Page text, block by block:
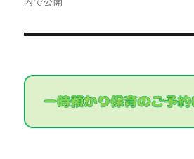
ゲ